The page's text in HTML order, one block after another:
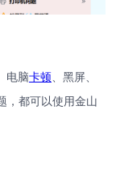
电脑卡顿、黑屏、
，都可以使用金山